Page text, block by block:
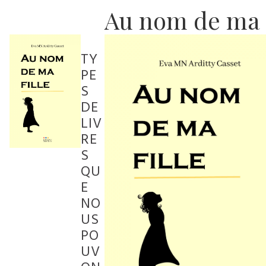
Au nom de
TY
PE
S
DE
LIV
RE
S
QU
E
NO
US
PO
UV